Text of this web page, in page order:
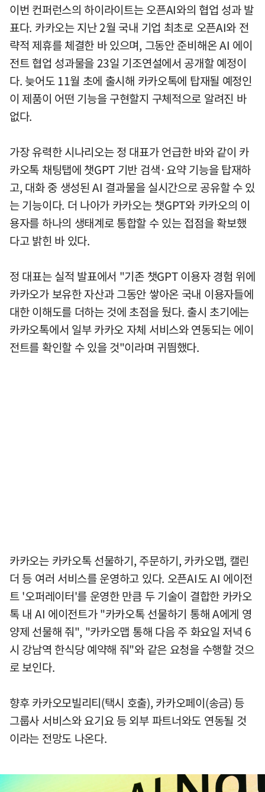
이번 컨퍼런스의 하이라이트는 오픈AI와의 협업 성과 발
표다. 카카오는 지난 2월 국내 기업 최초로 오픈AI와 전
략적 제휴를 체결한 바 있으며, 그동안 준비해온 AI 에이
전트 협업 성과물을 23일 기조연설에서 공개할 예정이
다. 늦어도 11월 초에 출시해 카카오톡에 탑재될 예정인
이 제품이 어떤 기능을 구현할지 구체적으로 알려진 바
없다.
가장 유력한 시나리오는 정 대표가 언급한 바와 같이 카
카오톡 채팅탭에 챗GPT 기반 검색·요약 기능을 탑재하
고, 대화 중 생성된 AI 결과물을 실시간으로 공유할 수 있
는 기능이다. 더 나아가 카카오는 챗GPT와 카카오의 이
용자를 하나의 생태계로 통합할 수 있는 접점을 확보했
다고 밝힌 바 있다.
정 대표는 실적 발표에서 "기존 챗GPT 이용자 경험 위에
카카오가 보유한 자산과 그동안 쌓아온 국내 이용자들에
대한 이해도를 더하는 것에 초점을 뒀다. 출시 초기에는
카카오톡에서 일부 카카오 자체 서비스와 연동되는 에이
전트를 확인할 수 있을 것"이라며 귀띔했다.
카카오는 카카오톡 선물하기, 주문하기, 카카오맵, 캘린
더 등 여러 서비스를 운영하고 있다. 오픈AI도 AI 에이전
트 '오퍼레이터'를 운영한 만큼 두 기술이 결합한 카카오
톡 내 AI 에이전트가 "카카오톡 선물하기 통해 A에게 영
양제 선물해 줘", "카카오맵 통해 다음 주 화요일 저녁 6
시 강남역 한식당 예약해 줘"와 같은 요청을 수행할 것으
로 보인다.
향후 카카오모빌리티(택시 호출), 카카오페이(송금) 등
그룹사 서비스와 요기요 등 외부 파트너와도 연동될 것
이라는 전망도 나온다.